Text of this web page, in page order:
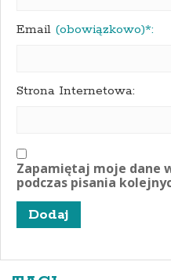
Email (obowiązkowo)*:
Strona Internetowa:
Zapamiętaj moje dane
podczas pisania